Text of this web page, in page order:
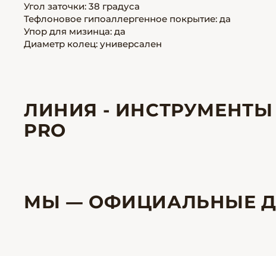
Угол заточки: 38 градуса
Тефлоновое гипоаллергенное покрытие: да
Упор для мизинца: да
Диаметр колец: универсален
ЛИНИЯ - ИНСТРУМЕНТЫ
PRO
МЫ — ОФИЦИАЛЬНЫЕ